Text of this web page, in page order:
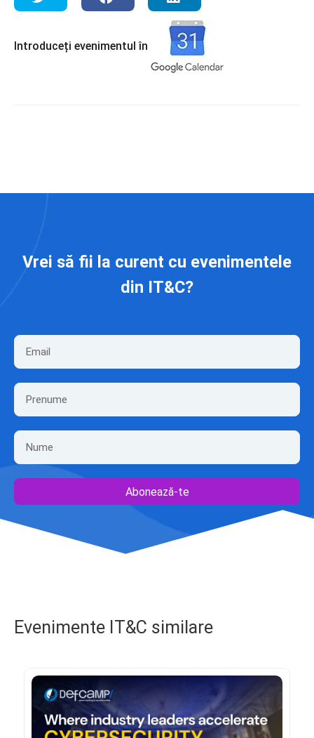
Introduceți evenimentul în
Vrei să fii la curent cu evenimentele
din IT&C?
Abonează-te
Evenimente IT&C similare